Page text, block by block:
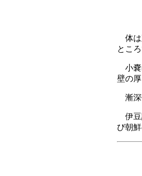
体は
とこ
小嚢
壁の
漸深
伊豆
び朝鮮